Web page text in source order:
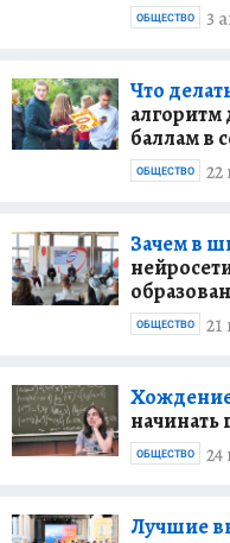
3
ОБЩЕСТВО
Что
алгоритм
баллам в
ОБЩЕСТВО
Зачем в
ОБЩЕСТВО
начинать
ОБЩЕСТВО
Лучшие